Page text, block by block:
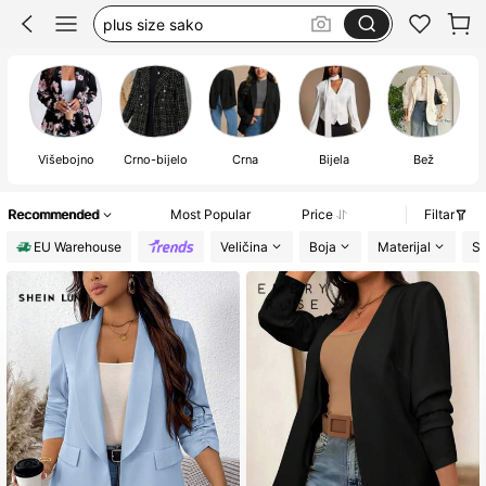
sako ženski
sako plus size
Višebojno Crno-bijelo Crna Bijela Bež
Recommended Most Popular Price
Filtar
EU Warehouse
Veličina Boja Materijal